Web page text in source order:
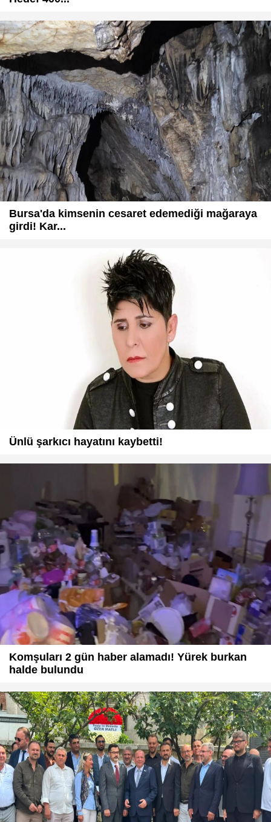
Bursa'da kimsenin cesaret edemediği mağaraya
girdi! Kar...
Ünlü şarkıcı hayatını kaybetti!
Komşuları 2 gün haber alamadı! Yürek burkan
halde bulundu